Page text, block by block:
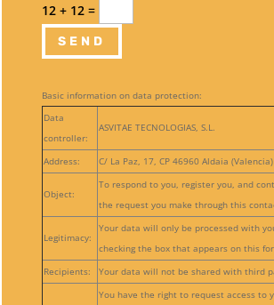
12 + 12=
SEND
Basic information on data protection:
Data
controller:
ASVITAE TECNOLOGIAS, S.L.
Address: C/ La Paz, 17, CP 46960 Aldaia (Valencia)
Object:
To respond to you, register you, and
the request you make through this
Legitimacy:
Your data will only be processed with
checking the box that appears on this
Recipients:
Your data will not be shared with third
You have the right to request access to